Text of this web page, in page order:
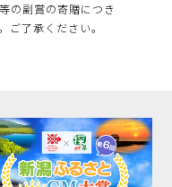
の副賞の寄贈につき
ご了承ください。